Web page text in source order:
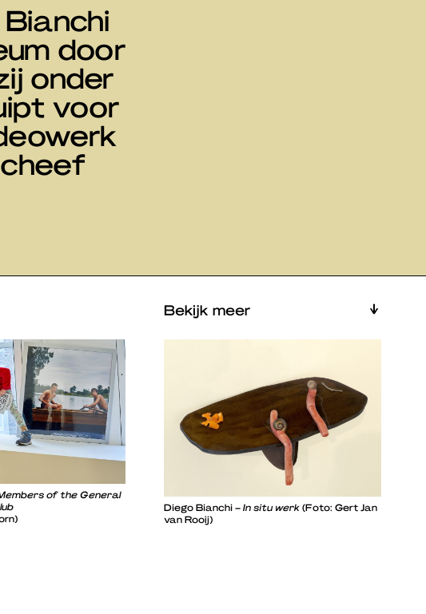
door
onder
voor
Bekijk meer
of the General
Diego Bianchi – In situ werk (Foto: Gert Jan
van Rooij)